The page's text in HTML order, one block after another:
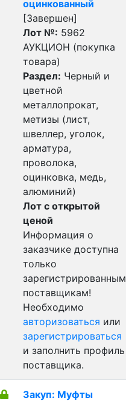
оцинкованный
[Завершен]
Лот №: 5962
АУКЦИОН (покупка
товара)
Раздел: Черный и
цветной
металлопрокат,
метизы (лист,
швеллер, уголок,
арматура,
проволока,
оцинковка, медь,
алюминий)
Лот с открытой
ценой
Информация о
заказчике доступна
только
зарегистрированным
поставщикам!
Необходимо
авторизоваться или
зарегистрироваться
и заполнить профиль
поставщика.
Закуп: Муфты